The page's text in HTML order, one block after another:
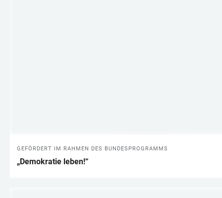
GEFÖRDERT IM RAHMEN DES BUNDESPROGRAMMS
„Demokratie leben!“